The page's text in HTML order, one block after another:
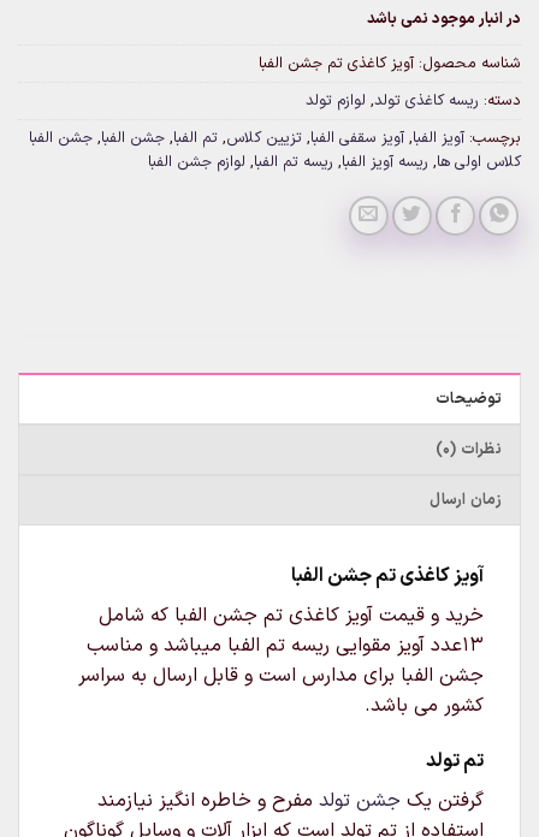
در انبار موجود نمی باشد
شناسه محصول: آویز کاغذی تم جشن الفبا
دسته: ریسه کاغذی تولد, لوازم تولد
برچسب: آویز الفبا, آویز سقفی الفبا, تزیین کلاس, تم الفبا, جشن الفبا, جشن الفبا
کلاس اولی ها, ریسه آویز الفبا, ریسه تم الفبا, لوازم جشن الفبا
توضیحات
نظرات (0)
زمان ارسال
آویز کاغذی تم جشن الفبا
خرید و قیمت آویز کاغذی تم جشن الفبا که شامل
13عدد آویز مقوایی ریسه تم الفبا میباشد و مناسب
جشن الفبا برای مدارس است و قابل ارسال به سراسر
کشور می باشد.
تم تولد
گرفتن یک جشن تولد مفرح و خاطره انگیز نیازمند
استفاده از تم تولد است که ابزار آلات و وسایل گوناگون